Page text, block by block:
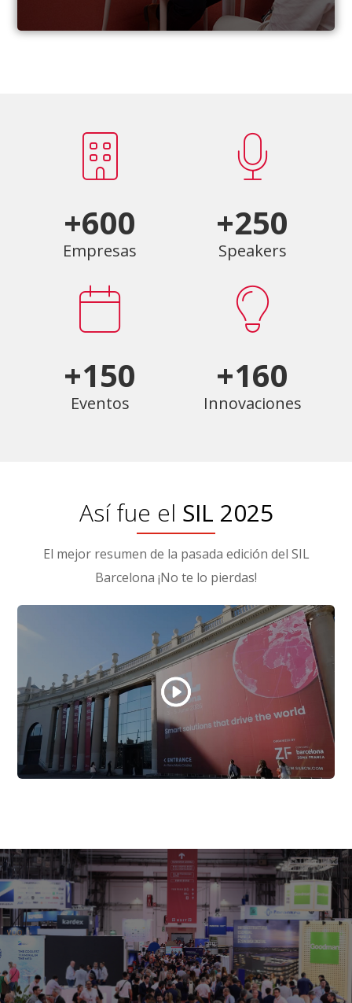
+600
Empresas
+250
Speakers
+150
Eventos
+160
Innovaciones
Así fue el SIL 2025
El mejor resumen de la pasada edición del SIL
Barcelona ¡No te lo pierdas!